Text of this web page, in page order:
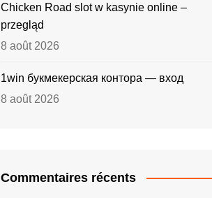
Chicken Road slot w kasynie online –
przegląd
8 août 2026
1win букмекерская контора — вход
8 août 2026
Commentaires récents